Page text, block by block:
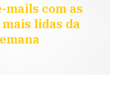
mails com as
lidas da